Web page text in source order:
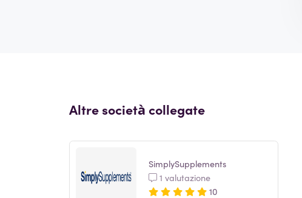
Altre società collegate
SimplySupplements
1 valutazione
10